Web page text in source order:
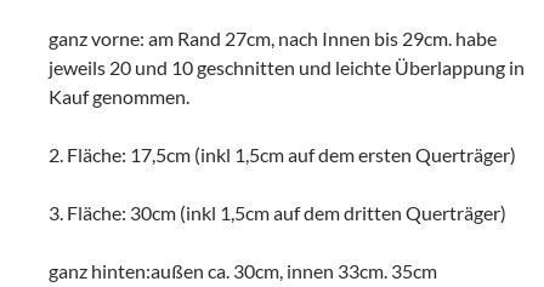
ganz vorne: am Rand 27cm, nach Innen bis 29cm. habe
jeweils 20 und 10 geschnitten und leichte Überlappung in
Kauf genommen.
2. Fläche: 17,5cm (inkl 1,5cm auf dem ersten Querträger)
3. Fläche: 30cm (inkl 1,5cm auf dem dritten Querträger)
ganz hinten:außen ca. 30cm, innen 33cm. 35cm